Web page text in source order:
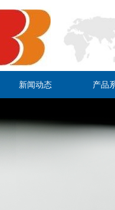
新闻动态 产品